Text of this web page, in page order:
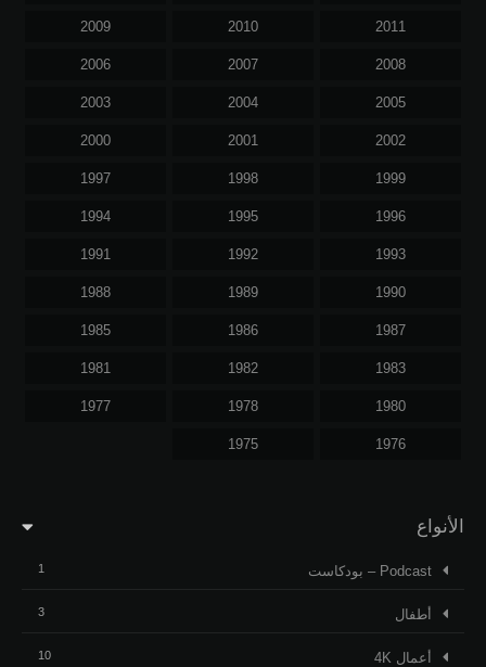
2011
2010
2009
2008
2007
2006
2005
2004
2003
2002
2001
2000
1999
1998
1997
1996
1995
1994
1993
1992
1991
1990
1989
1988
1987
1986
1985
1983
1982
1981
1980
1978
1977
1976
1975
الأنواع
Podcast – بودكاست 1
أطفال 3
أعمال 4K 10